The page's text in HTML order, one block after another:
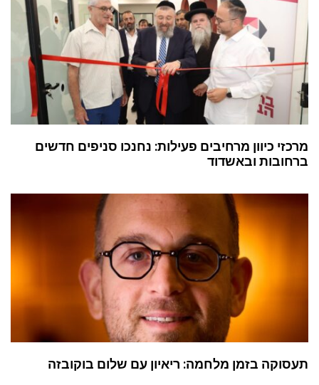
מרכזי כיוון מרחיבים פעילות: נחנכו סניפים חדשים
ברחובות ובאשדוד
תעסוקה בזמן מלחמה: ריאיון עם שלום בוקובזה